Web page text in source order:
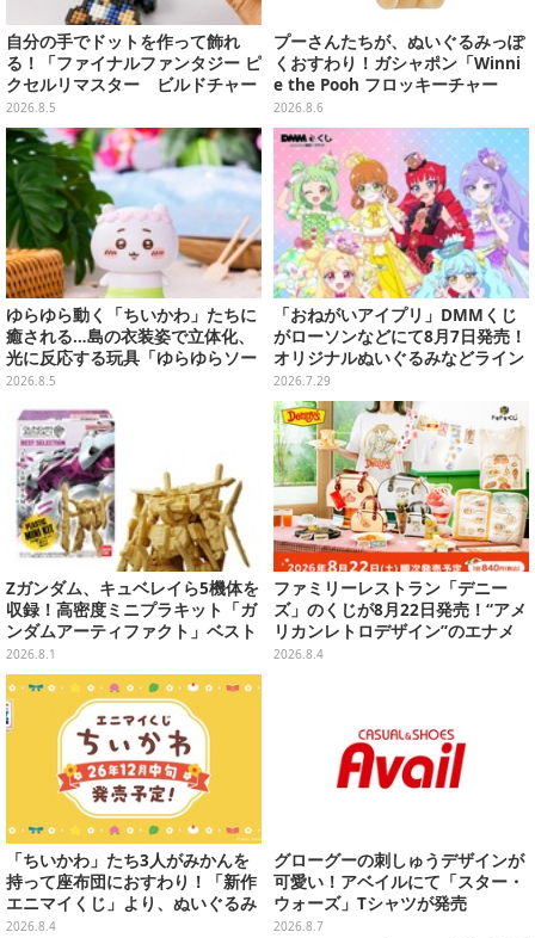
自分の手でドットを作って飾れ
る！「ファイナルファンタジー ピ
クセルリマスター ビルドチャー
ムコレクション Vol.3」が予約
開始
2026.8.5
プーさんたちが、ぬいぐるみっぽ
くおすわり！ガシャポン「Winni
e the Pooh フロッキーチャー
ム」ふわふわでどれも可愛い全4
種
2026.8.6
ゆらゆら動く「ちいかわ」たちに
癒される…島の衣装姿で立体化、
光に反応する玩具「ゆらゆらソー
ラー」全8種が全国アミューズメ
2026.8.5
「おねがいアイプリ」DMMくじ
がローソンなどにて8月7日発売！
オリジナルぬいぐるみなどライン
ナップ、各等賞にスペシャルアイ
プリカードが付属
2026.7.29
Zガンダム、キュベレイら5機体を
収録！高密度ミニプラキット「ガ
ンダムアーティファクト」ベスト
セレクションが10月発売
2026.8.1
ファミリーレストラン「デニー
ズ」のくじが8月22日発売！“アメ
リカンレトロデザイン”のエナメ
ルバッグやTシャツなど、日常使
2026.8.4
「ちいかわ」たち3人がみかんを
持って座布団におすわり！「新作
エニマイくじ」より、ぬいぐるみ
画像が初公開
2026.8.4
グローグーの刺しゅうデザインが
可愛い！アベイルにて「スター・
ウォーズ」Tシャツが発売
2026.8.7